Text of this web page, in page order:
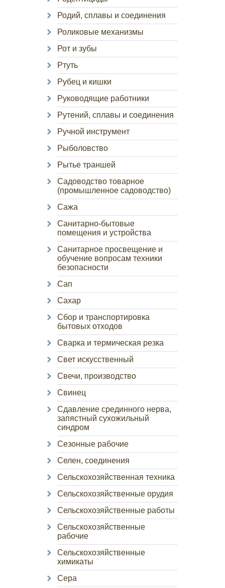
Родий, сплавы и соединения
Роликовые механизмы
Рот и зубы
Ртуть
Рубец и кишки
Руководящие работники
Рутений, сплавы и соединения
Ручной инструмент
Рыболовство
Рытье траншей
Садоводство товарное
(промышленное садоводство)
Сажа
Санитарно-бытовые
помещения и устройства
Санитарное просвещение и
обучение вопросам техники
безопасности
Сап
Сахар
Сбор и транспортировка
бытовых отходов
Сварка и термическая резка
Свет искусственный
Свечи, производство
Свинец
Сдавление срединного нерва,
запястный сухожильный
синдром
Сезонные рабочие
Селен, соединения
Сельскохозяйственная техника
Сельскохозяйственные орудия
Сельскохозяйственные работы
Сельскохозяйственные
рабочие
Сельскохозяйственные
химикаты
Сера